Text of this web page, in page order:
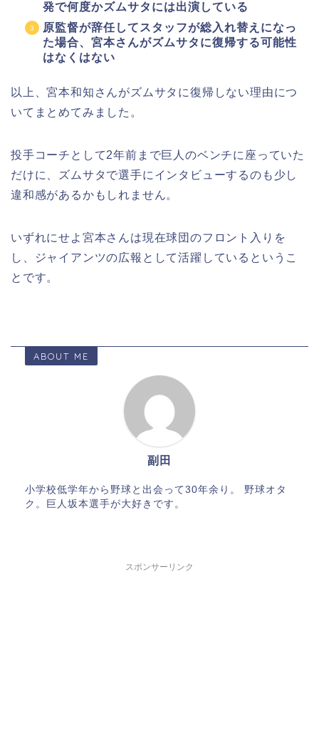
発で何度かズムサタには出演している
原監督が辞任してスタッフが総入れ替えになっ
た場合、宮本さんがズムサタに復帰する可能性
はなくはない
以上、宮本和知さんがズムサタに復帰しない理由につ
いてまとめてみました。
投手コーチとして2年前まで巨人のベンチに座っていた
だけに、ズムサタで選手にインタビューするのも少し
違和感があるかもしれません。
いずれにせよ宮本さんは現在球団のフロント入りを
し、ジャイアンツの広報として活躍しているというこ
とです。
ABOUT ME
副田
小学校低学年から野球と出会って30年余り。 野球オタ
ク。巨人坂本選手が大好きです。
スポンサーリンク